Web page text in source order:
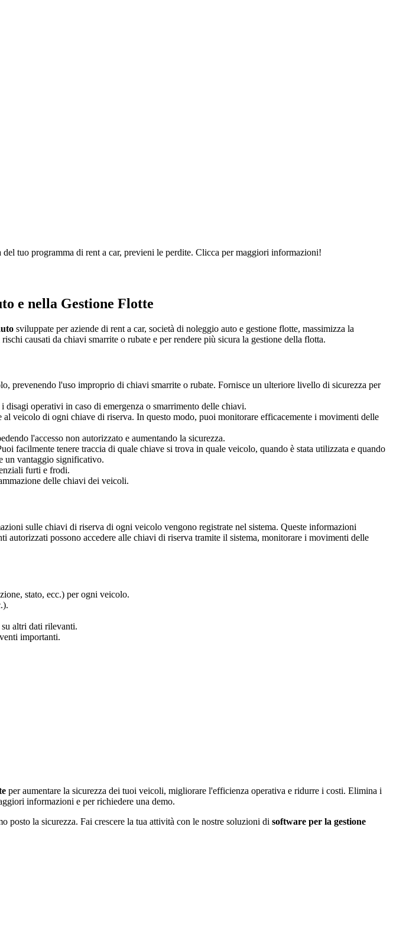
tuo programma di rent a car, previeni le perdite. Clicca per maggiori informazioni!
e nella Gestione Flotte
sviluppate per aziende di rent a car, società di noleggio auto e gestione flotte, massimizza la
causati da chiavi smarrite o rubate e per rendere più sicura la gestione della flotta.
prevenendo l'uso improprio di chiavi smarrite o rubate. Fornisce un ulteriore livello di sicurezza per
operativi in caso di emergenza o smarrimento delle chiavi.
veicolo di ogni chiave di riserva. In questo modo, puoi monitorare efficacemente i movimenti delle
l'accesso non autorizzato e aumentando la sicurezza.
facilmente tenere traccia di quale chiave si trova in quale veicolo, quando è stata utilizzata e quando
un vantaggio significativo.
furti e frodi.
delle chiavi dei veicoli.
sulle chiavi di riserva di ogni veicolo vengono registrate nel sistema. Queste informazioni
possono accedere alle chiavi di riserva tramite il sistema, monitorare i movimenti delle
stato, ecc.) per ogni veicolo.
altri dati rilevanti.
importanti.
per aumentare la sicurezza dei tuoi veicoli, migliorare l'efficienza operativa e ridurre i costi. Elimina i
informazioni e per richiedere una demo.
posto la sicurezza. Fai crescere la tua attività con le nostre soluzioni di software per la gestione